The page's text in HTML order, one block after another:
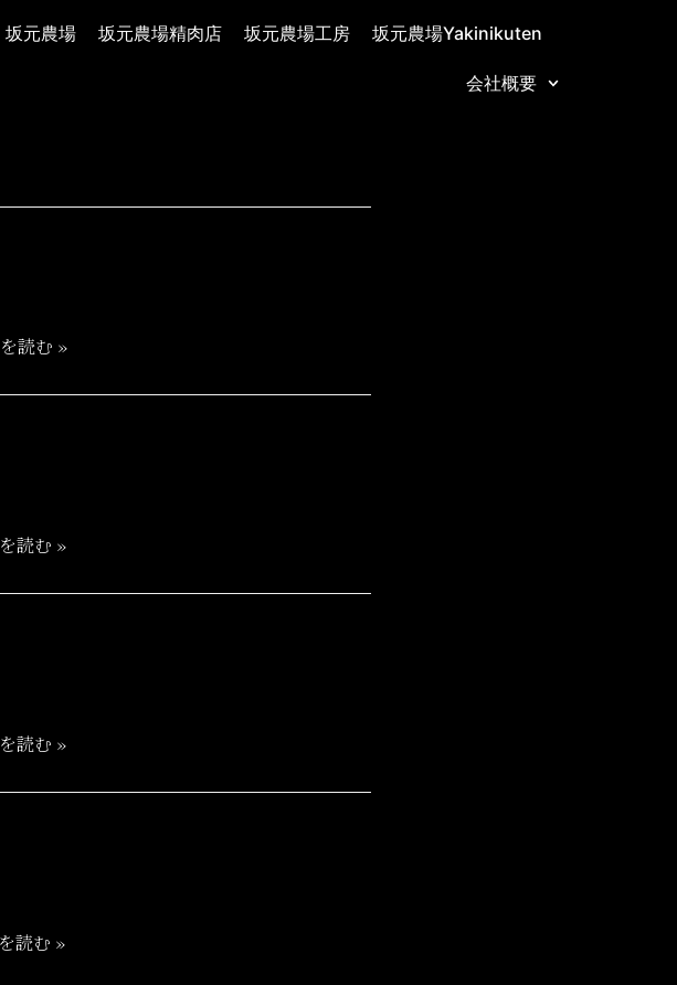
坂元農場 坂元農場精肉店 坂元農場工房 坂元農場Yakinikuten
会社概要
読む »
読む »
読む »
読む »